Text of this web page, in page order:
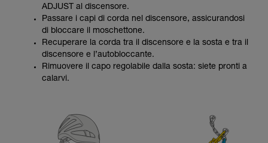
ADJUST al discensore.
Passare i capi di corda nel discensore, assicurandosi
di bloccare il moschettone.
Recuperare la corda tra il discensore e la sosta e tra il
discensore e l’autobloccante.
Rimuovere il capo regolabile dalla sosta: siete pronti a
calarvi.